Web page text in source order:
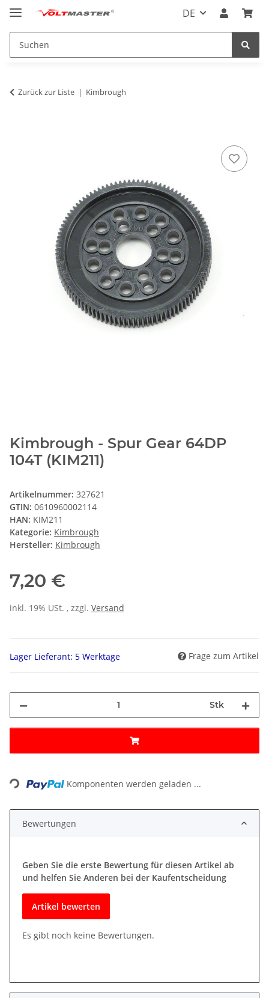
DE
Zurück zur Liste Kimbrough
Kimbrough - Spur Gear 64DP
104T (KIM211)
Artikelnummer: 327621
GTIN: 0610960002114
HAN: KIM211
Kategorie: Kimbrough
Hersteller: Kimbrough
7,20 €
inkl. 19% USt. , zzgl. Versand
Lager Lieferant: 5 Werktage Frage zum Artikel
Stk
Komponenten werden geladen ...
Bewertungen
Geben Sie die erste Bewertung für diesen Artikel ab
und helfen Sie Anderen bei der Kaufentscheidung
Artikel bewerten
Es gibt noch keine Bewertungen.